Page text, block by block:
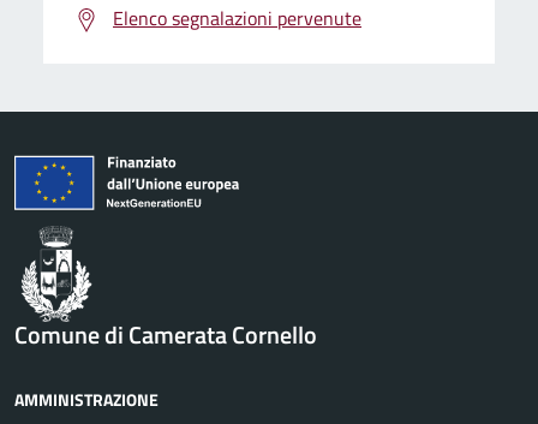
Elenco segnalazioni pervenute
Comune di Camerata Cornello
AMMINISTRAZIONE